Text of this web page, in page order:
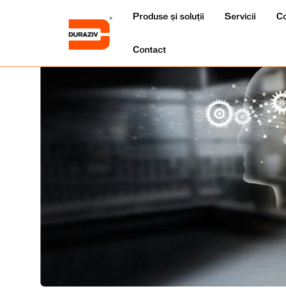
Produse și soluții Servicii
Contact